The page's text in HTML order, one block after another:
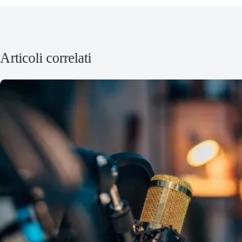
Articoli correlati